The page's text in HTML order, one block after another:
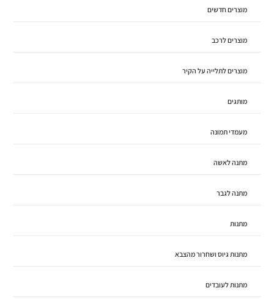
מוצרים חדשים
מוצרים לרכב
מוצרים לתלייה על הקיר
מותגים
מעמדי תמונה
מתנה לאשה
מתנה לגבר
מתנות
מתנות גיוס ושחרור מהצבא
מתנות לעובדים